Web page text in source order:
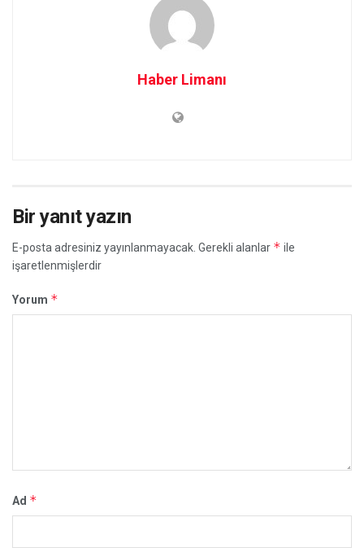
Haber Limanı
Bir yanıt yazın
E-posta adresiniz yayınlanmayacak. Gerekli alanlar * ile
işaretlenmişlerdir
Yorum *
Ad *